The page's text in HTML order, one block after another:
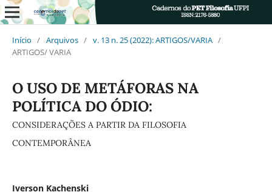
Início / Arquivos / v. 13 n. 25 (2022): ARTIGOS/VARIA /
ARTIGOS/ VARIA
O USO DE METÁFORAS NA
POLÍTICA DO ÓDIO:
CONSIDERAÇÕES A PARTIR DA FILOSOFIA
CONTEMPORÂNEA
Iverson Kachenski